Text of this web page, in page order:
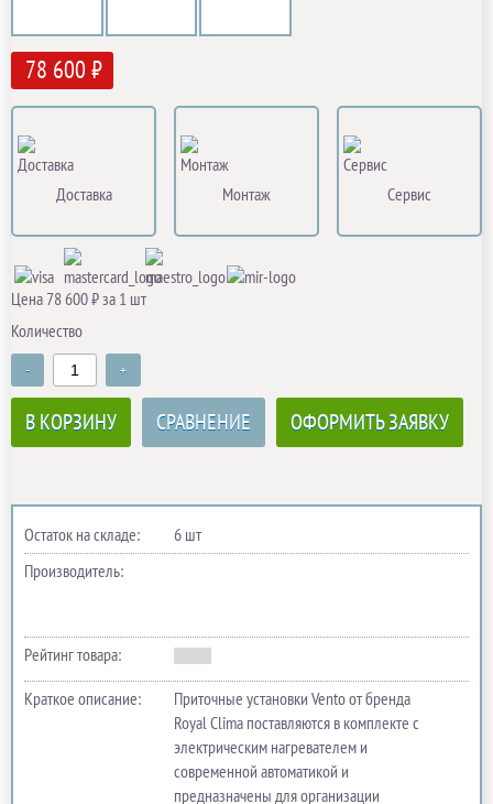
78 600 ₽
Доставка Монтаж Сервис
Цена 78 600 ₽ за 1 шт
Количество
- +
В КОРЗИНУ СРАВНЕНИЕ ОФОРМИТЬ ЗАЯВКУ
Остаток на складе:
6 шт
Производитель:
Рейтинг товара:
Краткое описание:
Приточные установки Vento от бренда
Royal Clima поставляются в комплекте с
электрическим нагревателем и
современной автоматикой и
предназначены для организации